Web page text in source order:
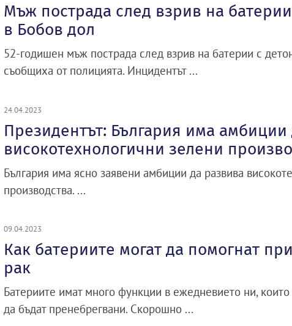
Мъж пострада след взрив на
в Бобов дол
52-годишен мъж пострада след взрив на батерии с
съобщиха от полицията. Инцидентът ...
24.04.2023
Президентът: България има амбиции
високотехнологични зелени
България има ясно заявени амбиции да развива
производства. ...
09.04.2023
Как батериите могат да помогнат
рак
Батериите имат много функции в ежедневието ни, които
да бъдат пренебрегвани. Скорошно ...